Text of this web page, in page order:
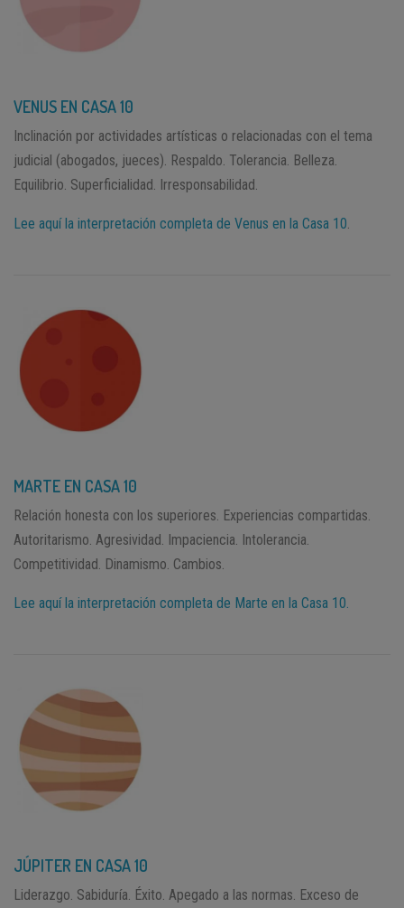
VENUS EN CASA 10
Inclinación por actividades artísticas o relacionadas con el tema
judicial (abogados, jueces). Respaldo. Tolerancia. Belleza.
Equilibrio. Superficialidad. Irresponsabilidad.
Lee aquí la interpretación completa de Venus en la Casa 10
MARTE EN CASA 10
Relación honesta con los superiores. Experiencias compartidas.
Autoritarismo. Agresividad. Impaciencia. Intolerancia.
Competitividad. Dinamismo. Cambios.
Lee aquí la interpretación completa de Marte en la Casa 10.
JÚPITER EN CASA 10
Liderazgo. Sabiduría. Éxito. Apegado a las normas. Exceso de